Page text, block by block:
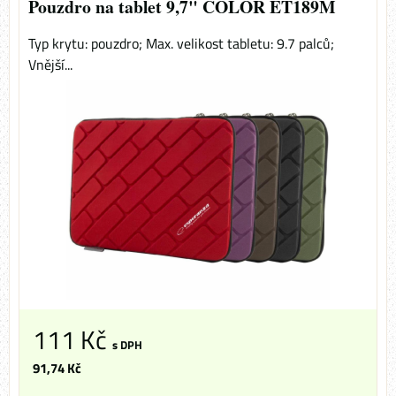
Pouzdro na tablet 9,7" COLOR ET189M
Typ krytu: pouzdro; Max. velikost tabletu: 9.7 palců;
Vnější...
111 Kč s DPH
91,74 Kč